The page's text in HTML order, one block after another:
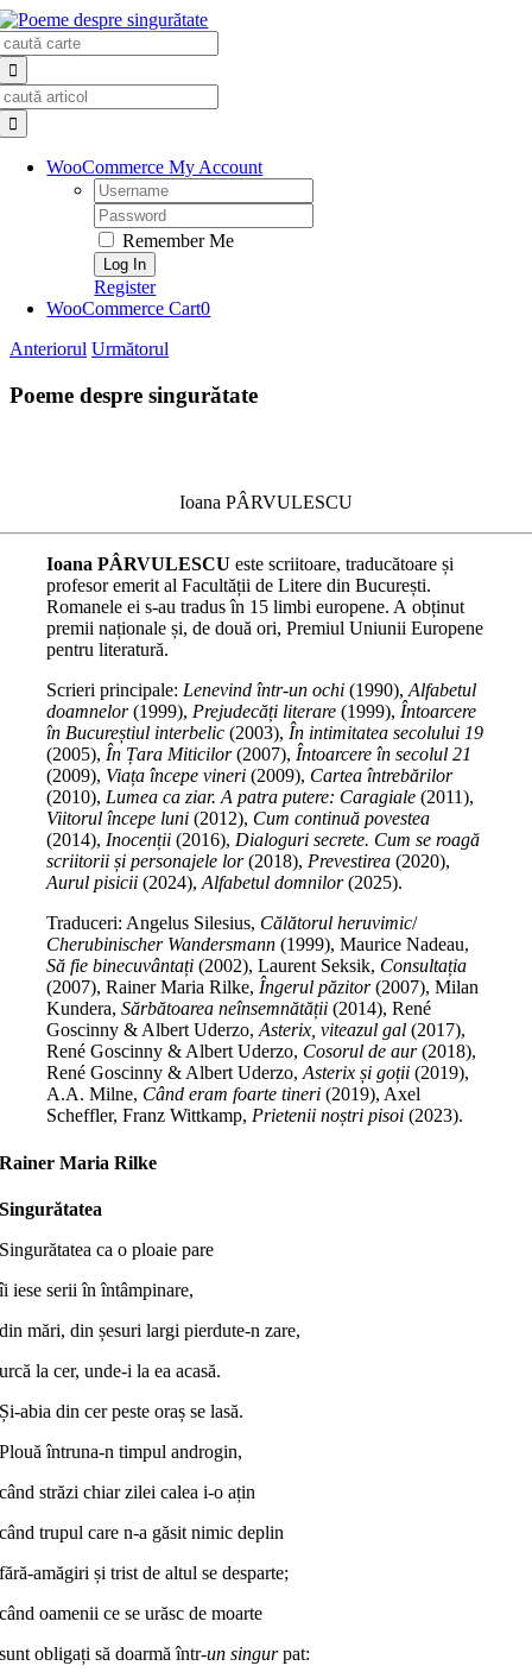
Skip
to
content
WooCommerce My Account
Username:
Password:
Remember Me
Register
WooCommerce Cart0
Anteriorul Următorul
Poeme despre singurătate
Ioana PÂRVULESCU
Ioana PÂRVULESCU este scriitoare, traducătoare și
profesor emerit al Facultății de Litere din București.
Romanele ei s-au tradus în 15 limbi europene. A obținut
premii naționale și, de două ori, Premiul Uniunii Europene
pentru literatură.
Scrieri principale:Lenevind într-un ochi (1990),Alfabetul
doamnelor(1999),Prejudecăți literare (1999),Întoarcere
în Bucureștiul interbelic (2003),În intimitatea secolului 19
(2005),În Țara Miticilor(2007),Întoarcere în secolul 21
(2009), Viața începe vineri (2009), Cartea întrebărilor
(2010),Lumea ca ziar. A patra putere: Caragiale (2011),
Viitorul începe luni (2012), Cum continuă povestea
(2014),Inocenții (2016),Dialoguri secrete. Cum se roagă
scriitorii și personajele lor(2018),Prevestirea (2020),
Aurul pisicii (2024),Alfabetul domnilor(2025).
Traduceri: Angelus Silesius, Călătorul heruvimic/
Cherubinischer Wandersmann (1999), Maurice Nadeau,
Să fie binecuvântați (2002), Laurent Seksik, Consultația
(2007), Rainer Maria Rilke,Îngerul păzitor(2007), Milan
Kundera,Sărbătoarea neînsemnătății (2014), René
Goscinny & Albert Uderzo,Asterix, viteazul gal (2017),
René Goscinny & Albert Uderzo, Cosorul de aur(2018),
René Goscinny & Albert Uderzo,Asterix și goții (2019),
A.A. Milne, Când eram foarte tineri (2019), Axel
Scheffler, Franz Wittkamp,Prietenii noștri pisoi (2023).
Rainer Maria Rilke
Singurătatea
Singurătatea ca o ploaie pare
îi iese serii în întâmpinare,
din mări, din șesuri largi pierdute-n zare,
urcă la cer, unde-i la ea acasă.
Și-abia din cer peste oraș se lasă.
Plouă întruna-n timpul androgin,
când străzi chiar zilei calea i-o ațin
când trupul care n-a găsit nimic deplin
fără-amăgiri și trist de altul se desparte;
când oamenii ce se urăsc de moarte
sunt obligați să doarmă într-un singurpat: